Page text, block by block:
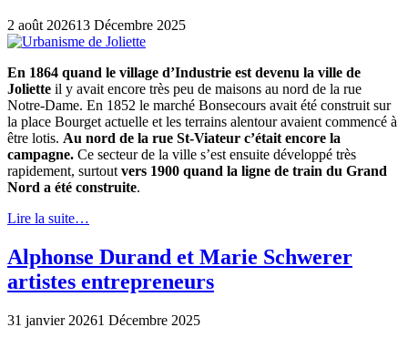
2 août 202613 Décembre 2025
En 1864 quand le village d’Industrie est devenu la ville de
Joliette il y avait encore très peu de maisons au nord de la rue
Notre-Dame. En 1852 le marché Bonsecours avait été construit sur
la place Bourget actuelle et les terrains alentour avaient commencé à
être lotis. Au nord de la rue St-Viateur c’était encore la
campagne. Ce secteur de la ville s’est ensuite développé très
rapidement, surtout vers 1900 quand la ligne de train du Grand
Nord a été construite.
Lire la suite…
Alphonse Durand et Marie Schwerer
artistes entrepreneurs
31 janvier 20261 Décembre 2025